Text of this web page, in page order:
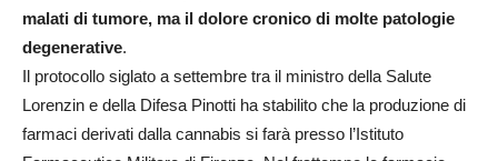
malati di tumore, ma il dolore cronico di molte patologie
degenerative.
Il protocollo siglato a settembre tra il ministro della Salute
Lorenzin e della Difesa Pinotti ha stabilito che la produzione di
farmaci derivati dalla cannabis si farà presso l’Istituto